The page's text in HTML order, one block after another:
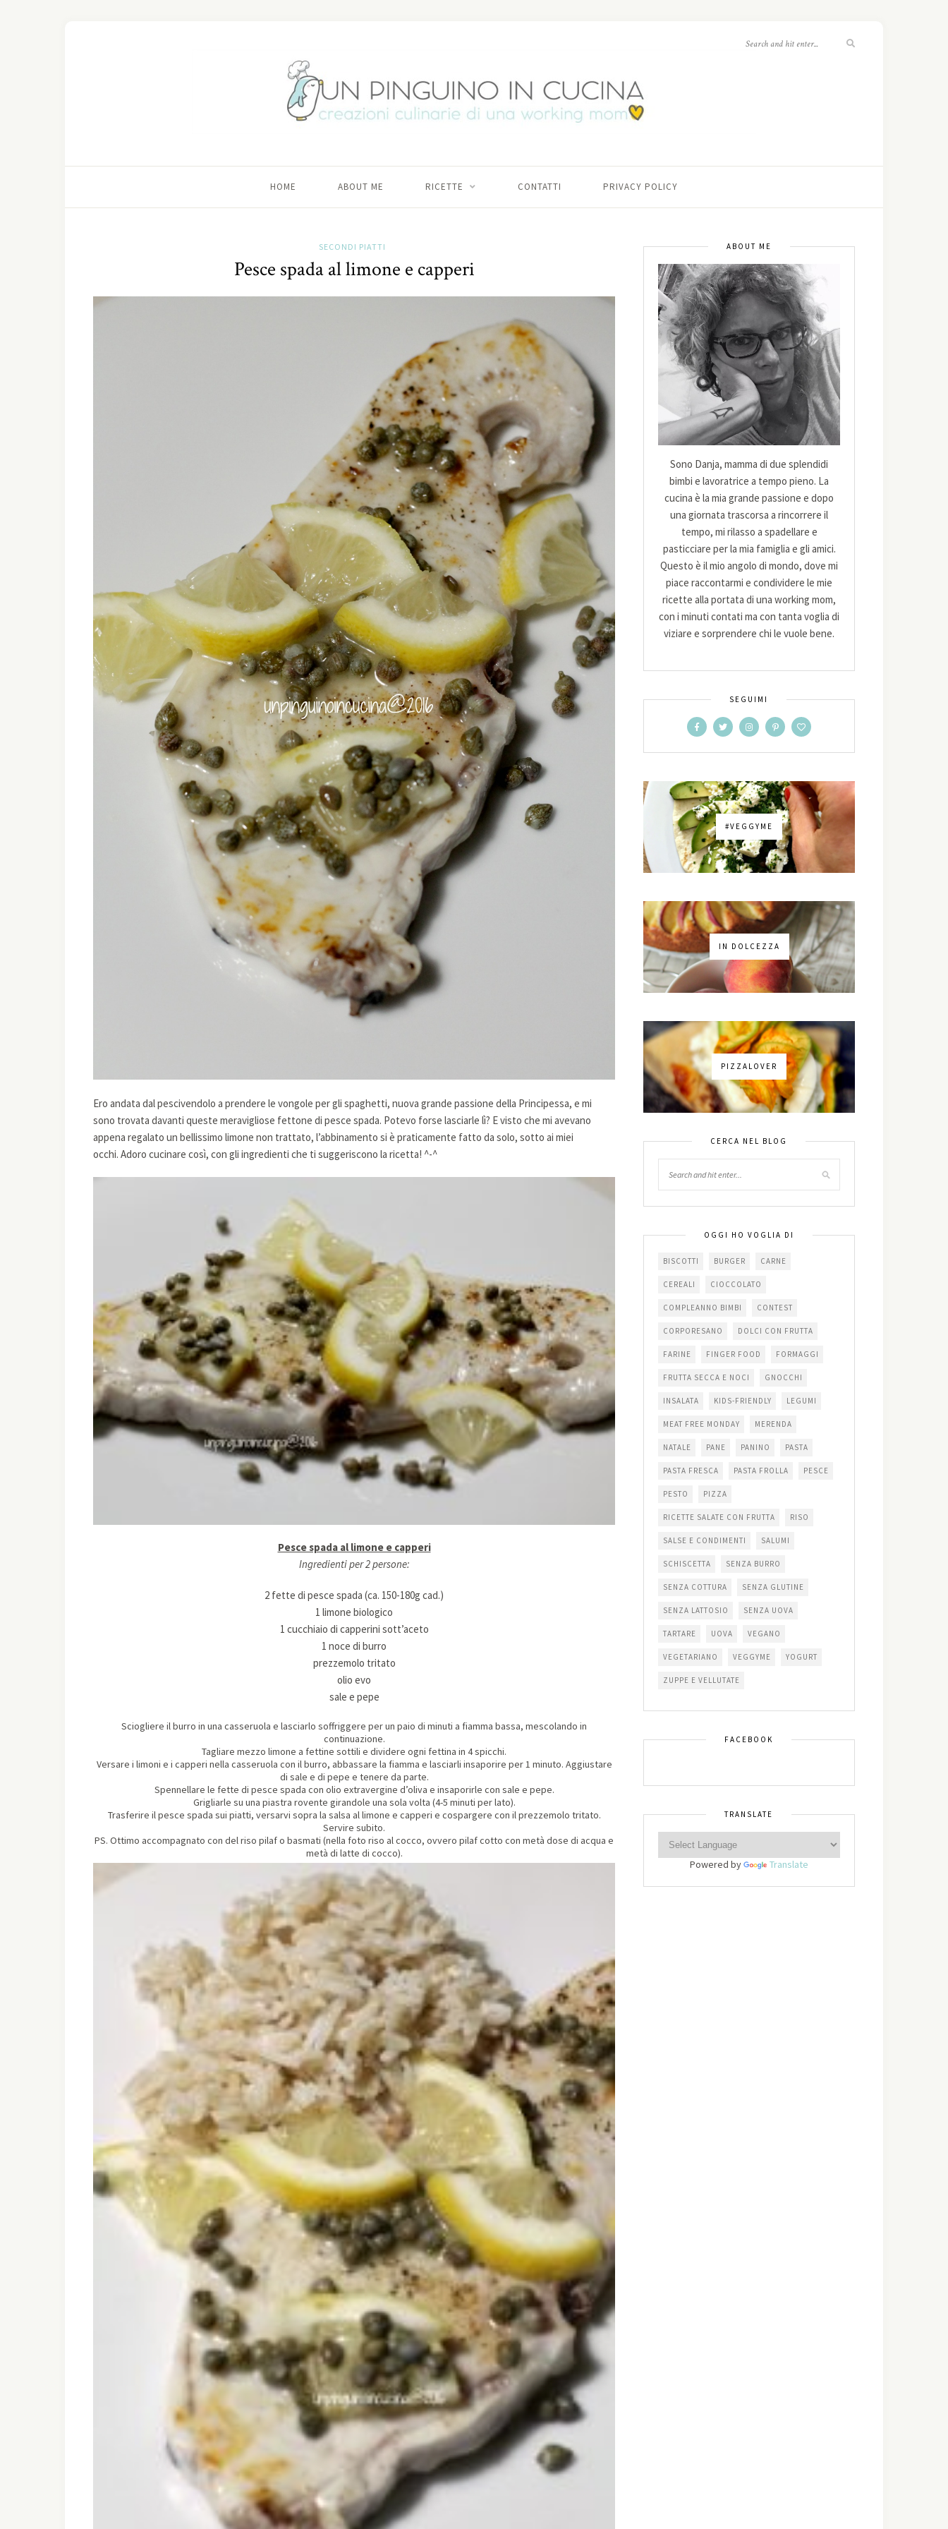
HOME ABOUT ME RICETTE CONTATTI PRIVACY POLICY
SECONDI PIATTI
Pesce spada al limone e capperi
Ero andata dal pescivendolo a prendere le vongole per gli spaghetti, nuova grande passione della Principessa, e mi
sono trovata davanti queste meravigliose fettone di pesce spada. Potevo forse lasciarle lì? E visto che mi avevano
appena regalato un bellissimo limone non trattato, l’abbinamento si è praticamente fatto da solo, sotto ai miei
occhi. Adoro cucinare così, con gli ingredienti che ti suggeriscono la ricetta! ^-^
Pesce spada al limone e capperi
Ingredienti per 2 persone:
2 fette di pesce spada (ca. 150-180g cad.)
1 limone biologico
1 cucchiaio di capperini sott’aceto
1 noce di burro
prezzemolo tritato
olio evo
sale e pepe
Sciogliere il burro in una casseruola e lasciarlo soffriggere per un paio di minuti a fiamma bassa, mescolando in
continuazione.
Tagliare mezzo limone a fettine sottili e dividere ogni fettina in 4 spicchi.
Versare i limoni e i capperi nella casseruola con il burro, abbassare la fiamma e lasciarli insaporire per 1 minuto. Aggiustare
di sale e di pepe e tenere da parte.
Spennellare le fette di pesce spada con olio extravergine d’oliva e insaporirle con sale e pepe.
Grigliarle su una piastra rovente girandole una sola volta (4-5 minuti per lato).
Trasferire il pesce spada sui piatti, versarvi sopra la salsa al limone e capperi e cospargere con il prezzemolo tritato.
Servire subito.
PS. Ottimo accompagnato con del riso pilaf o basmati (nella foto riso al cocco, ovvero pilaf cotto con metà dose di acqua e
metà di latte di cocco).
ABOUT ME
Sono Danja, mamma di due splendidi
bimbi e lavoratrice a tempo pieno. La
cucina è la mia grande passione e dopo
una giornata trascorsa a rincorrere il
tempo, mi rilasso a spadellare e
pasticciare per la mia famiglia e gli amici.
Questo è il mio angolo di mondo, dove mi
piace raccontarmi e condividere le mie
ricette alla portata di una working mom,
con i minuti contati ma con tanta voglia di
viziare e sorprendere chi le vuole bene.
SEGUIMI
#VEGGYME
IN DOLCEZZA
PIZZALOVER
CERCA NEL BLOG
OGGI HO VOGLIA DI
BISCOTTI BURGER CARNE
CEREALI CIOCCOLATO
COMPLEANNO BIMBI CONTEST
CORPORESANO DOLCI CON FRUTTA
FARINE FINGER FOOD FORMAGGI
FRUTTA SECCA E NOCI GNOCCHI
INSALATA KIDS-FRIENDLY LEGUMI
MEAT FREE MONDAY MERENDA
NATALE PANE PANINO PASTA
PASTA FRESCA PASTA FROLLA PESCE
PESTO PIZZA
RICETTE SALATE CON FRUTTA RISO
SALSE E CONDIMENTI SALUMI
SCHISCETTA SENZA BURRO
SENZA COTTURA SENZA GLUTINE
SENZA LATTOSIO SENZA UOVA
TARTARE UOVA VEGANO
VEGETARIANO VEGGYME YOGURT
ZUPPE E VELLUTATE
FACEBOOK
TRANSLATE
Powered by Translate